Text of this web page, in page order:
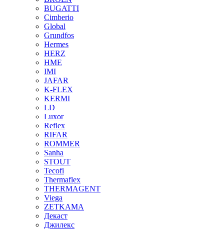
BUGATTI
Cimberio
Global
Grundfos
Hermes
HERZ
HME
IMI
JAFAR
K-FLEX
KERMI
LD
Luxor
Reflex
RIFAR
ROMMER
Sanha
STOUT
Tecofi
Thermaflex
THERMAGENT
Viega
ZETKAMA
Декаст
Джилекс